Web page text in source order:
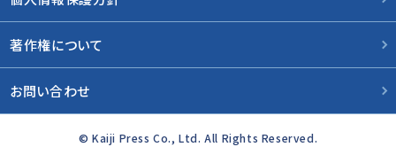
著作権について
お問い合わせ
© Kaiji Press Co., Ltd. All Rights Reserved.